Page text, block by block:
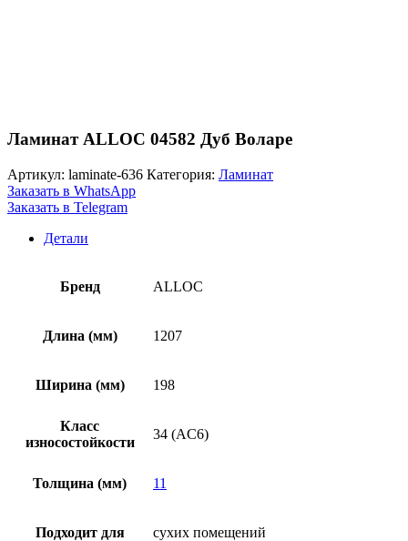
Ламинат ALLOC 04582 Дуб Воларе
Артикул: laminate-636 Категория: Ламинат
Заказать в WhatsApp
Заказать в Telegram
Детали
Бренд ALLOC
Длина (мм) 1207
Ширина (мм) 198
Класс
износостойкости
34 (AC6)
Толщина (мм) 11
Подходит для cухих помещений